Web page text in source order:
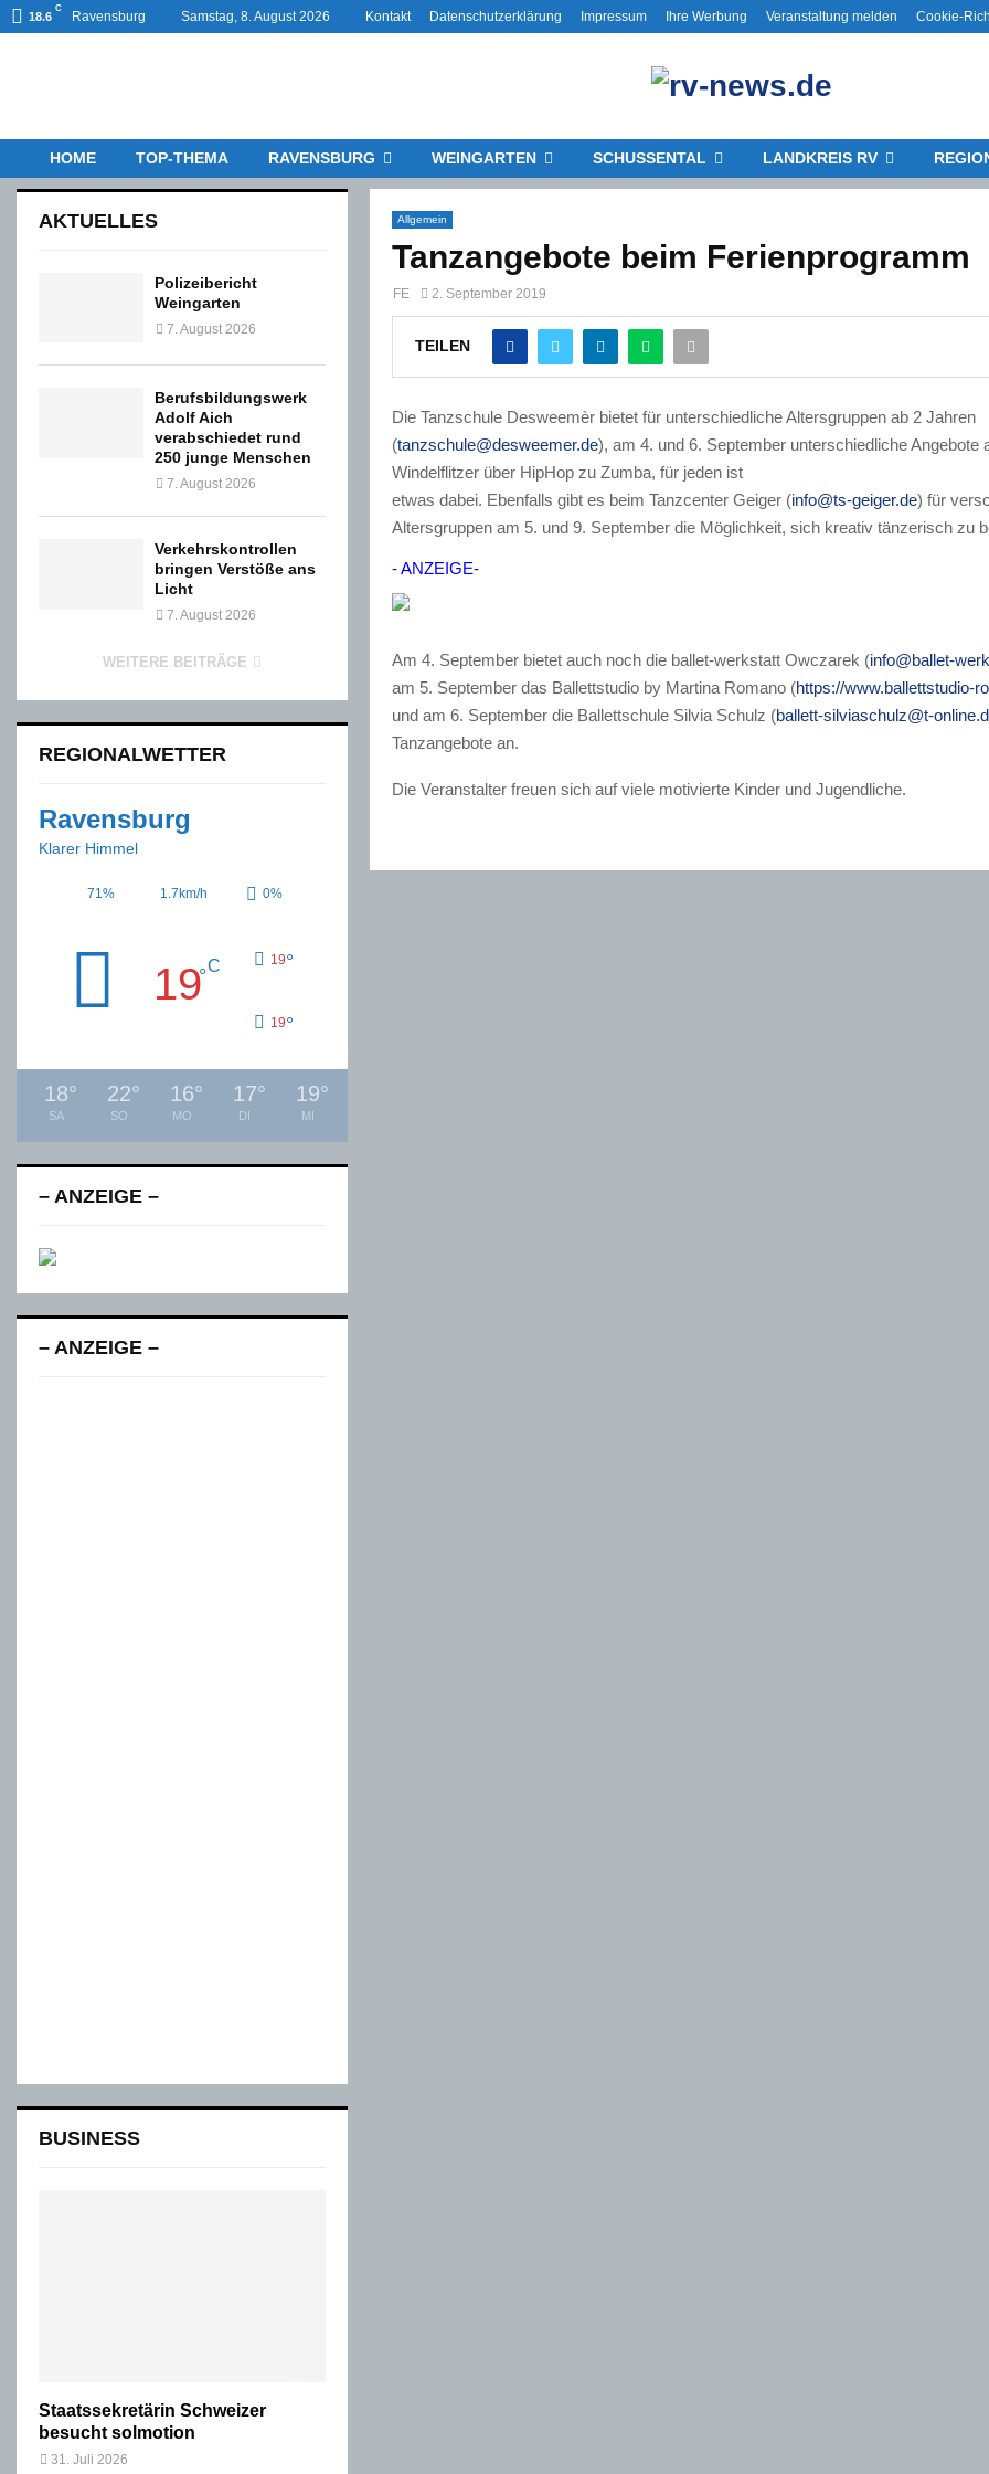
18.6
C
Ravensburg Samstag, 8. August 2026 Kontakt Datenschutzerklärung Impressum Ihre Werbung Veranstaltung melden Cookie-
HOME TOP-THEMA RAVENSBURG WEINGARTEN SCHUSSENTAL LANDKREIS RV
Allgemein
Tanzangebote beim Ferienprogramm
FE 2. September 2019
TEILEN
Die Tanzschule Desweemèr bietet für unterschiedliche Altersgruppen ab 2 Jahren
(tanzschule@desweemer.de), am 4. und 6. September unterschiedliche Angebote
Windelflitzer über HipHop zu Zumba, für jeden ist
etwas dabei. Ebenfalls gibt es beim Tanzcenter Geiger (info@ts-geiger.de) für
Altersgruppen am 5. und 9. September die Möglichkeit, sich kreativ tänzerisch zu
- ANZEIGE-
Am 4. September bietet auch noch die ballet-werkstatt Owczarek (info@ballet-
am 5. September das Ballettstudio by Martina Romano (https://www.ballettstudio-
und am 6. September die Ballettschule Silvia Schulz (ballett-silviaschulz@t-
Tanzangebote an.
Die Veranstalter freuen sich auf viele motivierte Kinder und Jugendliche.
AKTUELLES
Polizeibericht
Weingarten
7. August 2026
Berufsbildungswerk
Adolf Aich
verabschiedet rund
250 junge Menschen
7. August 2026
Verkehrskontrollen
bringen Verstöße ans
Licht
7. August 2026
WEITERE BEITRÄGE
REGIONALWETTER
Ravensburg
Klarer Himmel
71% 1.7km/h 0%
19°C 19°
19°
18°
SA
22°
SO
16°
MO
17°
DI
19°
MI
– ANZEIGE –
– ANZEIGE –
BUSINESS
Staatssekretärin Schweizer
besucht solmotion
31. Juli 2026